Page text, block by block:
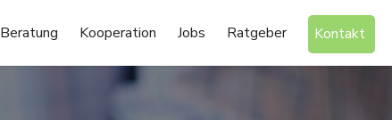
Beratung Kooperation Jobs Ratgeber Kontakt